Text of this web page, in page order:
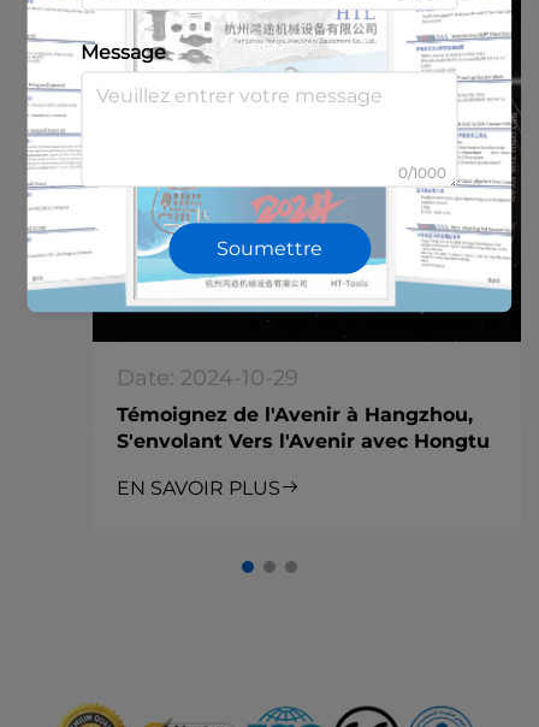
Date: 2024-10-29
Témoignez de l'Avenir à Hangzhou,
S'envolant Vers l'Avenir avec Hongtu
EN SAVOIR PLUS
Message
0/1000
Soumettre